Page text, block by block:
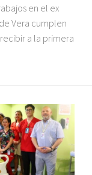
en el ex
Vera cumplen
a la primera